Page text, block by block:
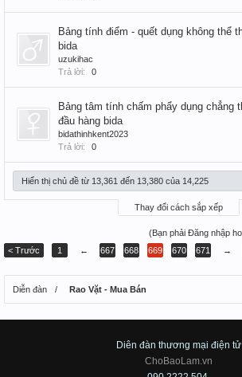
Bảng tính điểm - quết dụng không thể
bida
uzukihac
Trả lời:
0
Bảng tâm tính chấm phẩy dụng chẳng
đầu hàng bida
bidathinhkent2023
Trả lời:
0
Hiển thị chủ đề từ 13,361 đến 13,380 của 14,225
Thay đổi cách sắp xếp
(Bạn phải Đăng nhập
< Trước
1 ← 667 668 669 670 671 →
Diễn đàn Rao Vặt - Mua Bán
Diên đàn thương mại điện tử
ChoBaoLam.vn